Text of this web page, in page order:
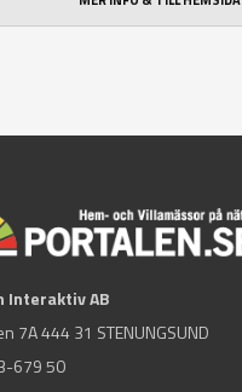
Interaktiv AB
7A 444 31 STENUNGSUND
679 50